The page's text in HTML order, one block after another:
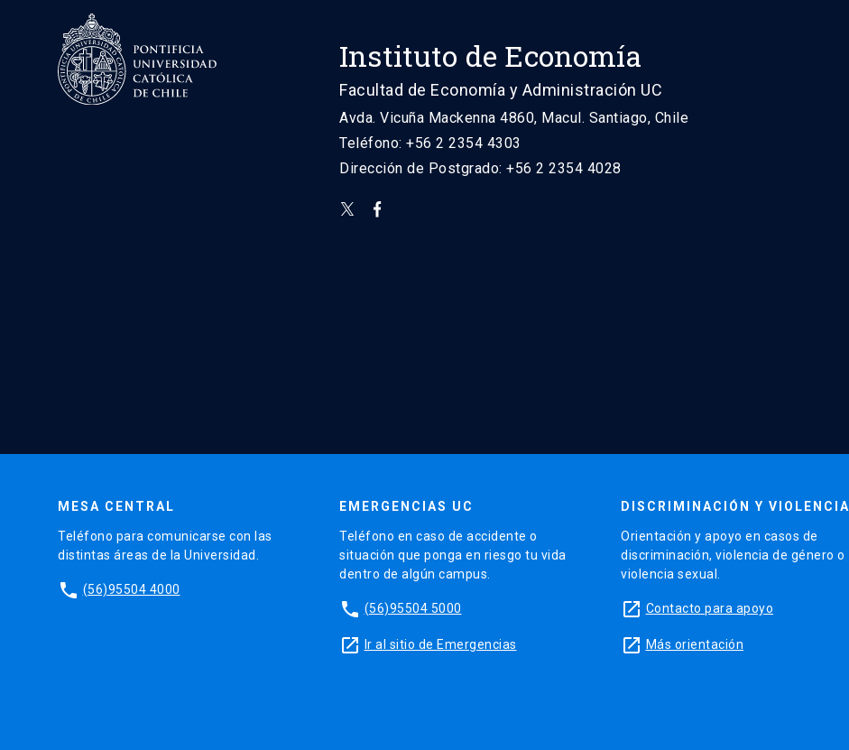
Instituto de Economía
Facultad de Economía y Administración UC
Avda. Vicuña Mackenna 4860, Macul. Santiago, Chile
Teléfono: +56 2 2354 4303
Dirección de Postgrado: +56 2 2354 4028
MESA CENTRAL
Teléfono para comunicarse con las
distintas áreas de la Universidad.
phone (56)95504 4000
EMERGENCIAS UC
Teléfono en caso de accidente o
situación que ponga en riesgo tu vida
dentro de algún campus.
phone (56)95504 5000
launch Ir al sitio de Emergencias
DISCRIMINACIÓN Y VIOLENCIA
Orientación y apoyo en casos de
discriminación, violencia de género o
violencia sexual.
launch Contacto para apoyo
launch Más orientación